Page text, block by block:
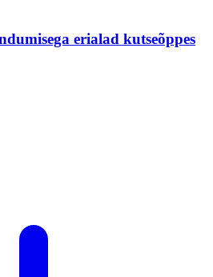
erialad kutseõppes